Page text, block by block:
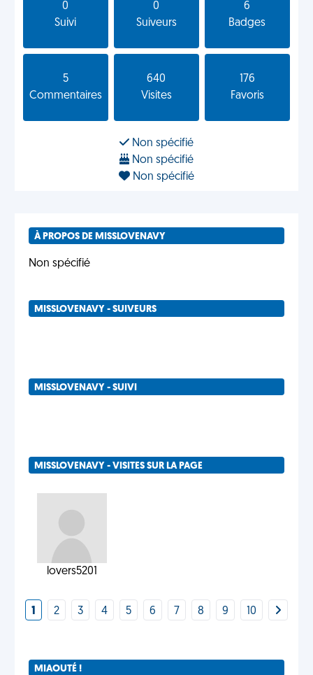
0
Suivi
0
Suiveurs
6
Badges
5
Commentaires
640
Visites
176
Favoris
Non spécifié
Non spécifié
Non spécifié
À PROPOS DE MISSLOVENAVY
Non spécifié
MISSLOVENAVY - SUIVEURS
MISSLOVENAVY - SUIVI
MISSLOVENAVY - VISITES SUR LA PAGE
lovers5201
1 2 3 4 5 6 7 8 9 10
MIAOUTÉ !